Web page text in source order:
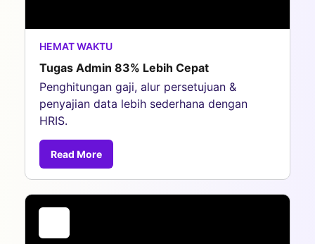
HEMAT WAKTU
Tugas Admin 83% Lebih Cepat
Penghitungan gaji, alur persetujuan &
penyajian data lebih sederhana dengan
HRIS.
Read More